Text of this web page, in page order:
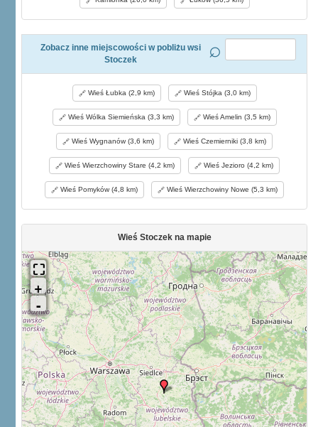
Zobacz inne miejscowości w pobliżu wsi
Stoczek
Wieś Łubka (2,9 km) Wieś Stójka (3,0 km)
Wieś Wólka Siemieńska (3,3 km) Wieś Amelin (3,5 km)
Wieś Wygnanów (3,6 km) Wieś Czemierniki (3,8 km)
Wieś Wierzchowiny Stare (4,2 km) Wieś Jezioro (4,2 km)
Wieś Pomyków (4,8 km) Wieś Wierzchowiny Nowe (5,3 km)
Wieś Stoczek na mapie